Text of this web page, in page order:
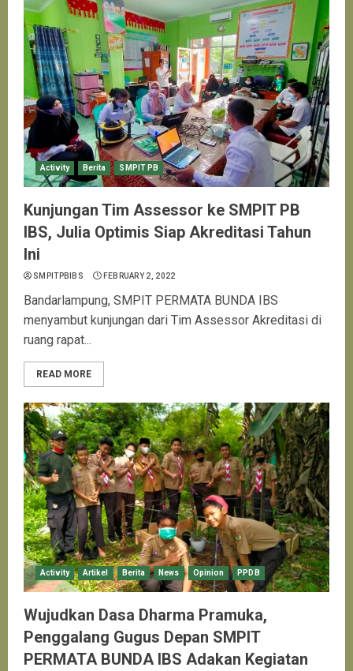
Activity Berita SMPIT PB
Kunjungan Tim Assessor ke SMPIT PB
IBS, Julia Optimis Siap Akreditasi Tahun
Ini
SMPITPBIBS FEBRUARY 2, 2022
Bandarlampung, SMPIT PERMATA BUNDA IBS
menyambut kunjungan dari Tim Assessor Akreditasi di
ruang rapat...
READ MORE
Activity Artikel Berita News Opinion PPDB
Wujudkan Dasa Dharma Pramuka,
Penggalang Gugus Depan SMPIT
PERMATA BUNDA IBS Adakan Kegiatan